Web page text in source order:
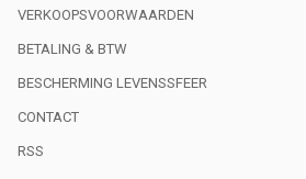
VERKOOPSVOORWAARDEN
BETALING & BTW
BESCHERMING LEVENSSFEER
CONTACT
RSS